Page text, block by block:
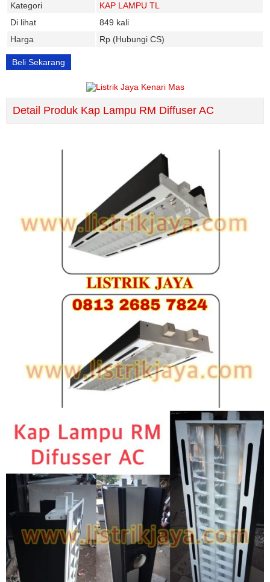
Kategori
KAP LAMPU TL
Di lihat
849 kali
Harga
Rp (Hubungi CS)
Beli Sekarang
Detail Produk Kap Lampu RM Diffuser AC